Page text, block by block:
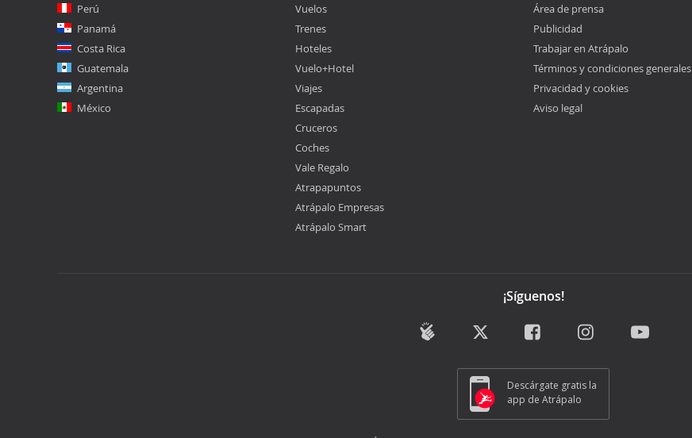
Perú
Panamá
Costa Rica
Guatemala
Argentina
México
Vuelos
Trenes
Hoteles
Vuelo+Hotel
Viajes
Escapadas
Cruceros
Coches
Vale Regalo
Atrapapuntos
Atrápalo Empresas
Atrápalo Smart
Área de prensa
Publicidad
Trabajar en Atrápalo
Términos y condiciones generales
Privacidad y cookies
Aviso legal
¡Síguenos!
Descárgate gratis la
app de Atrápalo